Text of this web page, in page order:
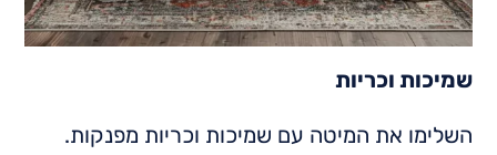
שמיכות וכריות
השלימו את המיטה עם שמיכות וכריות מפנקות.